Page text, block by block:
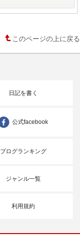
このページの上に戻る
日記を書く
公式facebook
ブログランキング
ジャンル一覧
利用規約